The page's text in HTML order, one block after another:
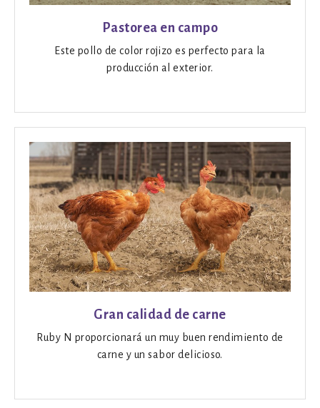
Pastorea en campo
Este pollo de color rojizo es perfecto para la
producción al exterior.
Gran calidad de carne
Ruby N proporcionará un muy buen rendimiento de
carne y un sabor delicioso.